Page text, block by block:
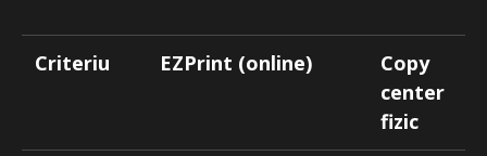
Criteriu EZPrint (online)
Copy
center
fizic